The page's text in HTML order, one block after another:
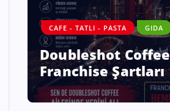
CAFE - TATLI - PASTA GIDA
Doubleshot Coffee
Franchise Şartları